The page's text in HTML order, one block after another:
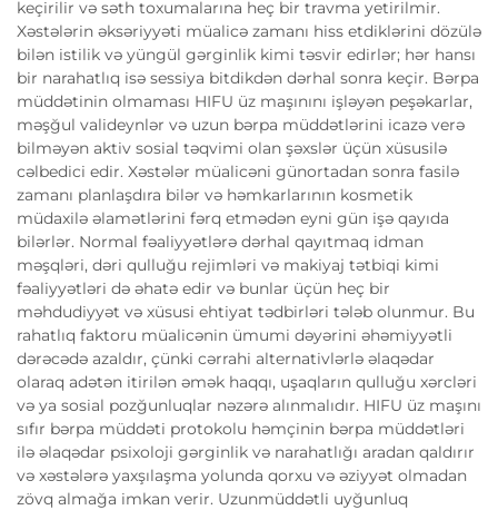
keçirilir və səth toxumalarına heç bir travma yetirilmir.
Xəstələrin əksəriyyəti müalicə zamanı hiss etdiklərini dözülə
bilən istilik və yüngül gərginlik kimi təsvir edirlər; hər hansı
bir narahatlıq isə sessiya bitdikdən dərhal sonra keçir. Bərpa
müddətinin olmaması HIFU üz maşınını işləyən peşəkarlar,
məşğul valideynlər və uzun bərpa müddətlərini icazə verə
bilməyən aktiv sosial təqvimi olan şəxslər üçün xüsusilə
cəlbedici edir. Xəstələr müalicəni günortadan sonra fasilə
zamanı planlaşdıra bilər və həmkarlarının kosmetik
müdaxilə əlamətlərini fərq etmədən eyni gün işə qayıda
bilərlər. Normal fəaliyyətlərə dərhal qayıtmaq idman
məşqləri, dəri qulluğu rejimləri və makiyaj tətbiqi kimi
fəaliyyətləri də əhatə edir və bunlar üçün heç bir
məhdudiyyət və xüsusi ehtiyat tədbirləri tələb olunmur. Bu
rahatlıq faktoru müalicənin ümumi dəyərini əhəmiyyətli
dərəcədə azaldır, çünki cərrahi alternativlərlə əlaqədar
olaraq adətən itirilən əmək haqqı, uşaqların qulluğu xərcləri
və ya sosial pozğunluqlar nəzərə alınmalıdır. HIFU üz maşını
sıfır bərpa müddəti protokolu həmçinin bərpa müddətləri
ilə əlaqədar psixoloji gərginlik və narahatlığı aradan qaldırır
və xəstələrə yaxşılaşma yolunda qorxu və əziyyət olmadan
zövq almağa imkan verir. Uzunmüddətli uyğunluq